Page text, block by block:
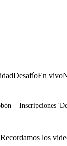
DesafíoEn vivo
Inscripciones
los